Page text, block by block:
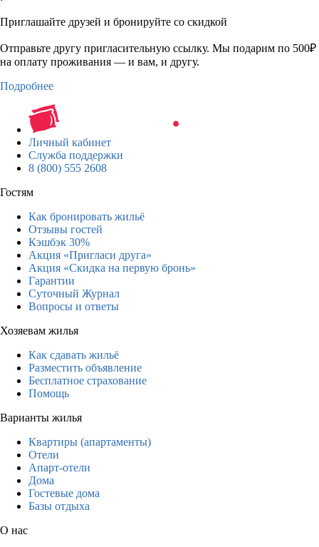
Приглашайте друзей и бронируйте со скидкой
Отправьте другу пригласительную ссылку. Мы подарим по 500₽
на оплату проживания — и вам, и другу.
Подробнее
Личный кабинет
Служба поддержки
8 (800) 555 2608
Гостям
Как бронировать жильё
Отзывы гостей
Кэшбэк 30%
Акция «Пригласи друга»
Акция «Скидка на первую бронь»
Гарантии
Суточный Журнал
Вопросы и ответы
Хозяевам жилья
Как сдавать жильё
Разместить объявление
Бесплатное страхование
Помощь
Варианты жилья
Квартиры (апартаменты)
Отели
Апарт-отели
Дома
Гостевые дома
Базы отдыха
О нас